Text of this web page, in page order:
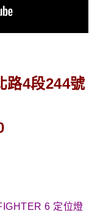
路4段244號
6 定位燈